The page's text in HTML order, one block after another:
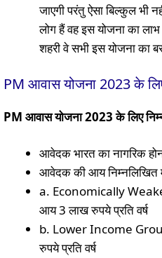
जाएगी परंतु ऐसा बिल्कुल भी
लोग हैं वह इस योजना का
शहरी वे सभी इस योजना का
PM आवास योजना 2023 के
PM आवास योजना 2023 के लिए
आवेदक भारत का नागरिक
आवेदक की आय निम्नलिखित में
a. Economically
आय 3 लाख रुपये प्रति वर्ष
b. Lower Income
रुपये प्रति वर्ष